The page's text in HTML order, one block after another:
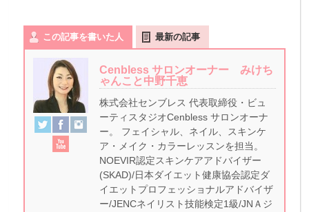
この記事を書いた人 最新の記事
Cenbless サロンオーナー みけち
ゃんこと中野千恵
株式会社センブレス 代表取締役・ビュ
ーティスタジオCenbless サロンオーナ
ー。 フェイシャル、ネイル、スキンケ
ア・メイク・カラーレッスンを担当。
NOEVIR認定スキンケアアドバイザー
(SKAD)/日本ダイエット健康協会認定ダ
イエットプロフェッショナルアドバイザ
ー/JENCネイリスト技能検定1級/JNＡジ